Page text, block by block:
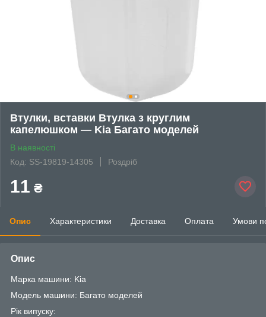
Втулки, вставки Втулка з круглим
капелюшком — Kia Багато моделей
В наявності
Код: SS-19819-14305
Роздріб
11 ₴
Опис Характеристики Доставка Оплата Умови
Опис
Марка машини: Kia
Модель машини: Багато моделей
Рік випуску: